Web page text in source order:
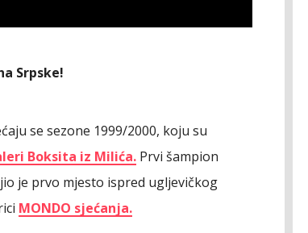
Srpske!
se sezone 1999/2000, koju su
Boksita iz Milića. Prvi šampion
je prvo mjesto ispred ugljevičkog
MONDO sjećanja.